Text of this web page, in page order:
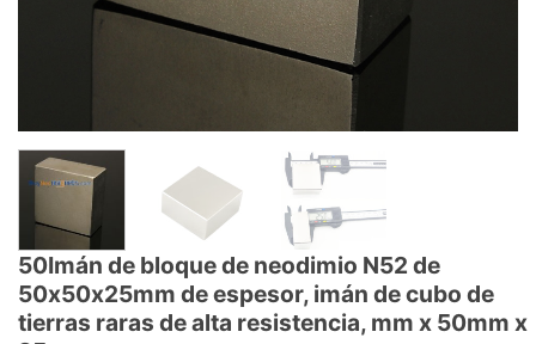
50Imán de bloque de neodimio N52 de
50x50x25mm de espesor, imán de cubo de
tierras raras de alta resistencia, mm x 50mm x